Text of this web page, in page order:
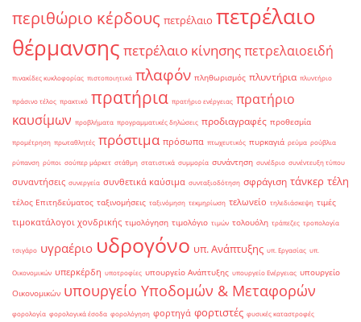
περιθώριο κέρδους πετρέλαιο πετρέλαιο
θέρμανσης πετρέλαιο κίνησηςπετρελαιοειδή
πινακίδες κυκλοφορίας πιστοποιητικά πλαφόν πληθωρισμός πλυντήρια πλυντήριο
πράσινο τέλος πρακτικό πρατήρια πρατήριο ενέργειας πρατήριο
καυσίμων προβλήματα προγραμματικές δηλώσεις προδιαγραφές προθεσμία
προμέτρηση πρωταθλητές πρόστιμα πρόσωπα πτωχευτικός πυρκαγιά ρεύμα ρούβλια
ρύπανση ρύποι σούπερ μάρκετ στάθμη στατιστικά συμμορία συνάντηση συνέδριο συνέντευξη τύπου
συναντήσεις συνεργεία συνθετικά καύσιμα συνταξιοδότηση σφράγιση τάνκερ τέλη
τέλος Επιτηδεύματος ταξινομήσεις ταξινόμηση τεκμηρίωση τελωνείο τηλεδιάσκεψη τιμές
τιμοκατάλογοι χονδρικής τιμολόγηση τιμολόγιο τιμών τολουόλη τράπεζες τροπολογία
τσιγάρο υγραέριο υδρογόνο υπ. Ανάπτυξης υπ. Εργασίας υπ.
Οικονομικών υπερκέρδη υποτροφίες υπουργείο Ανάπτυξης υπουργείο Ενέργειας υπουργείο
Οικονομικών υπουργείο Υποδομών & Μεταφορών
φορολογία φορολογικά έσοδα φορολόγηση φορτηγά φορτιστές φυσικές καταστροφές